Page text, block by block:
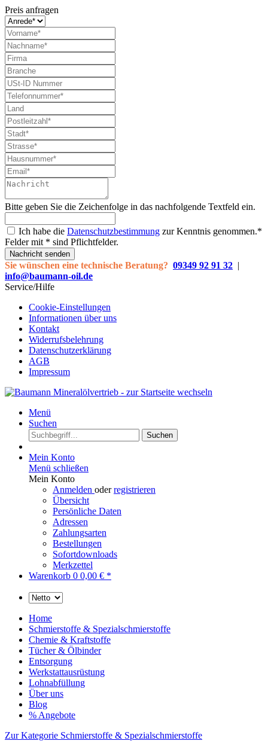
Preis anfragen
Bitte geben Sie die Zeichenfolge in das nachfolgende Textfeld ein.
Ich habe die Datenschutzbestimmung zur Kenntnis genommen.*
Felder mit * sind Pflichtfelder.
Nachricht senden
Sie wünschen eine technische Beratung? 09349 92 91 32 |
info@baumann-oil.de
Service/Hilfe
Cookie-Einstellungen
Informationen über uns
Kontakt
Widerrufsbelehrung
Datenschutzerklärung
AGB
Impressum
Menü
Suchen
Suchen
Mein Konto
Menü schließen
Mein Konto
Anmelden oderregistrieren
Übersicht
Persönliche Daten
Adressen
Zahlungsarten
Bestellungen
Sofortdownloads
Merkzettel
Warenkorb 0 0,00 € *
Home
Schmierstoffe & Spezialschmierstoffe
Chemie & Kraftstoffe
Tücher & Ölbinder
Entsorgung
Werkstattausrüstung
Lohnabfüllung
Über uns
Blog
% Angebote
Zur Kategorie Schmierstoffe & Spezialschmierstoffe